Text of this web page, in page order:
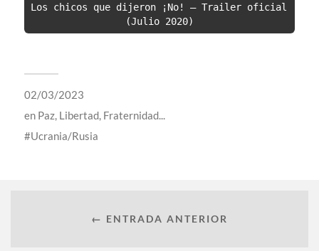
Los chicos que dijeron ¡No! – Trailer oficial
(Julio 2020)
02/03/2023
en Paz, Libertad, Fraternidad...
Ucrania/Rusia
← ENTRADA ANTERIOR